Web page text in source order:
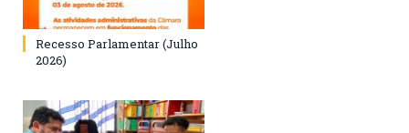
Recesso Parlamentar (Julho
2026)